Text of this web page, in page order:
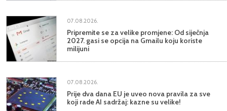
07.08.2026.
Pripremite se za velike promjene: Od siječnja
2027. gasi se opcija na Gmailu koju koriste
milijuni
07.08.2026.
Prije dva dana EU je uveo nova pravila za sve
koji rade AI sadržaj: kazne su velike!